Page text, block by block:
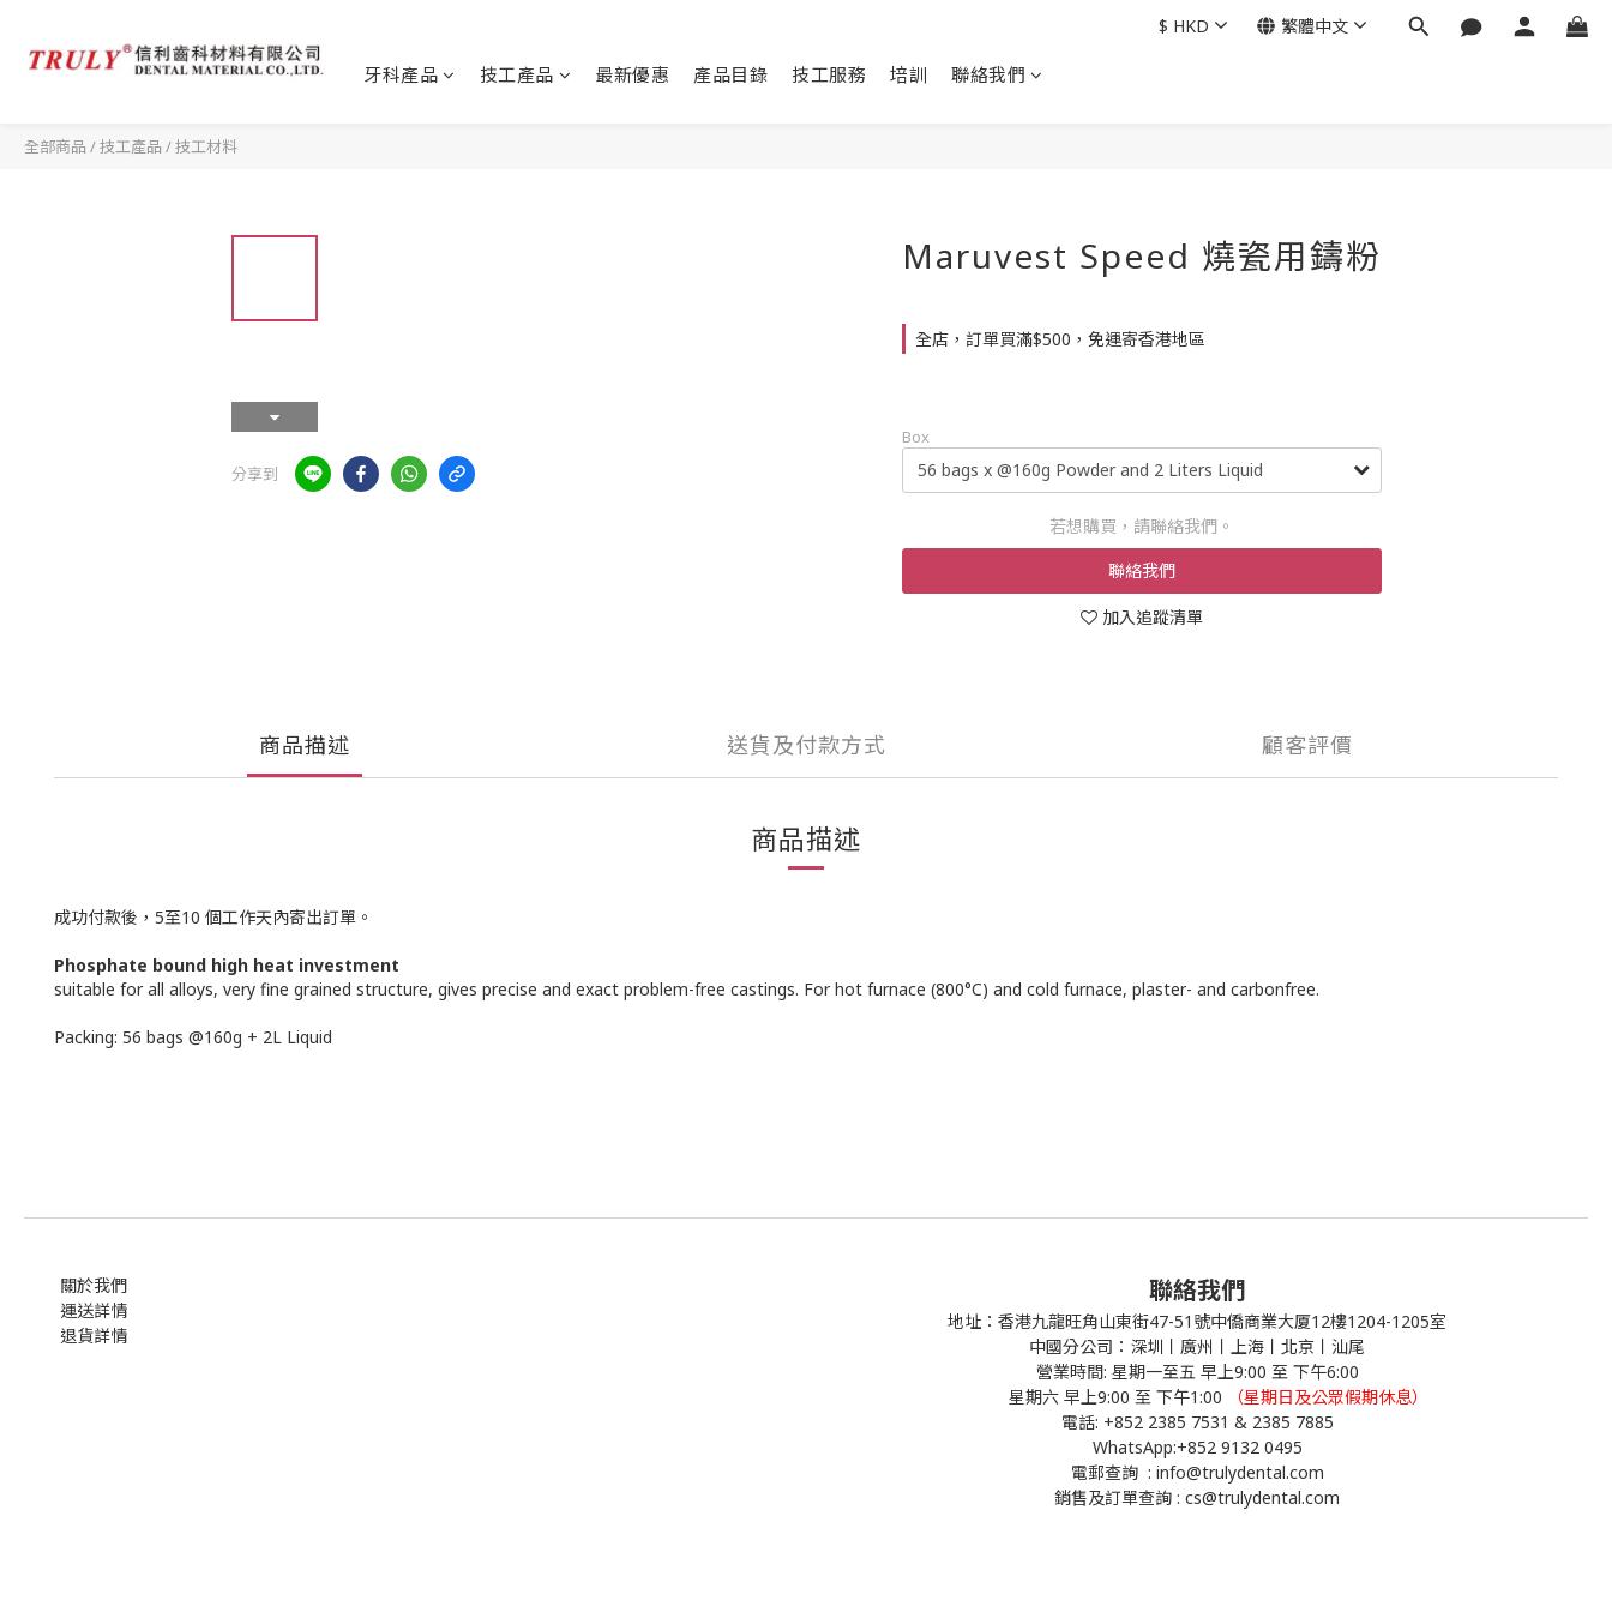
牙科產品 技工產品 最新優惠 產品目錄 技工服務 培訓 聯絡我們
$ HKD 繁體中文
全部商品 /技工產品 /技工材料
分享到
Maruvest Speed 燒瓷用鑄粉
全店，訂單買滿$500，免運寄香港地區
Box
若想購買，請聯絡我們。
聯絡我們
加入追蹤清單
商品描述 送貨及付款方式 顧客評價
商品描述
成功付款後，5至10 個工作天內寄出訂單。
Phosphate bound high heat investment
suitable for all alloys, very fine grained structure, gives precise and exact problem-free castings. For hot furnace (800°C) and cold furnace, plaster- and carbonfree.
Packing: 56 bags @160g + 2L Liquid
關於我們
運送詳情
退貨詳情
聯絡我們
地址：香港九龍旺角山東街47-51號中僑商業大厦12樓1204-1205室
中國分公司：深圳丨廣州丨上海丨北京丨汕尾
營業時間: 星期一至五 早上9:00 至 下午6:00
星期六 早上9:00 至 下午1:00
（星期日及公眾假期休息）
電話: +852 2385 7531 & 2385 7885
WhatsApp:+852 9132 0495
電郵查詢 : info@trulydental.com
銷售及訂單查詢 : cs@trulydental.com